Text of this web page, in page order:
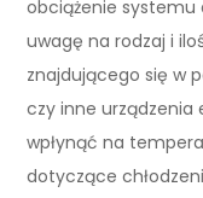
obciążenie systemu
uwagę na rodzaj i
znajdującego się w
czy inne urządzenia
wpłynąć na
dotyczące